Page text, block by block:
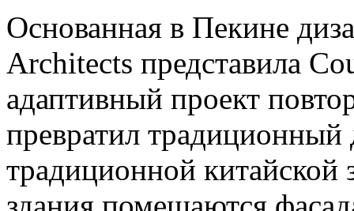
Основанная в Пекине
Architects представила
адаптивный проект
превратил
традиционной китайской